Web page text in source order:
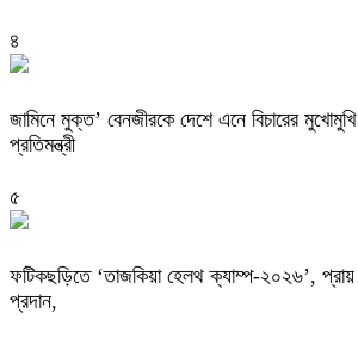
৪
জামিনে মুক্ত’ বেনজীরকে দেশে এনে বিচারের মুখোমুখি
প্রতিমন্ত্রী
৫
ফটিকছড়িতে ‘তাজকিয়া হেলথ ক্যাম্প-২০২৬’, প্রায়
প্রদান,